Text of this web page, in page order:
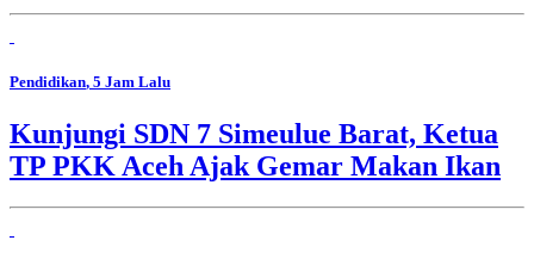
Pendidikan, 5 Jam Lalu
Kunjungi SDN 7 Simeulue Barat, Ketua
TP PKK Aceh Ajak Gemar Makan Ikan